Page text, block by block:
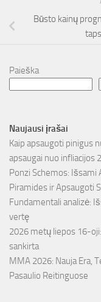
Būsto kainų
Paieška
Naujausi įrašai
Kaip apsaugoti pinigus
apsaugai nuo infliacijos
Ponzi Schemos: Išsami
Piramides ir Apsaugoti
Fundamentali analizė:
vertę
2026 metų liepos 16-
sankirta
MMA 2026: Nauja Era,
Pasaulio Reitinguose